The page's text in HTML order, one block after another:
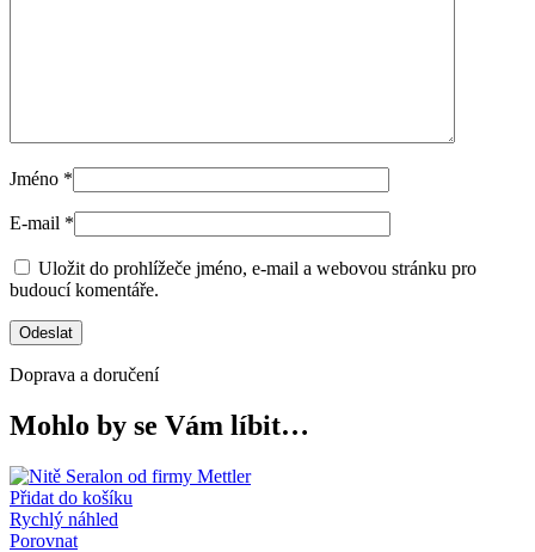
Jméno *
E-mail *
Uložit do prohlížeče jméno, e-mail a webovou stránku pro
budoucí komentáře.
Doprava a doručení
Mohlo by se Vám líbit…
Přidat do košíku
Rychlý náhled
Porovnat